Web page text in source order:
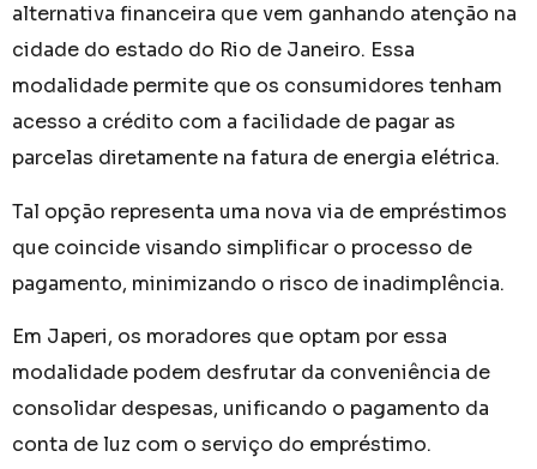
alternativa financeira que vem ganhando atenção na
cidade do estado do Rio de Janeiro. Essa
modalidade permite que os consumidores tenham
acesso a crédito com a facilidade de pagar as
parcelas diretamente na fatura de energia elétrica.
Tal opção representa uma nova via de empréstimos
que coincide visando simplificar o processo de
pagamento, minimizando o risco de inadimplência.
Em Japeri, os moradores que optam por essa
modalidade podem desfrutar da conveniência de
consolidar despesas, unificando o pagamento da
conta de luz com o serviço do empréstimo.